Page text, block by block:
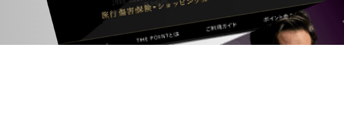
カタログデザインの制作・印刷
冊子/パンフレットのデザイン制作・印刷
学校・会社案内パンフレット制作・印刷